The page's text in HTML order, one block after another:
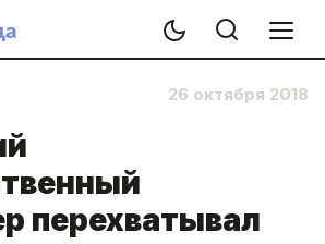
26 октября 2018
перехватывал